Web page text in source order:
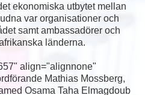
ekonomiska utbytet mellan
var organisationer och
samt ambassadörer och
länderna.
align="alignnone"
Mathias Mossberg,
Osama Taha Elmagdoub